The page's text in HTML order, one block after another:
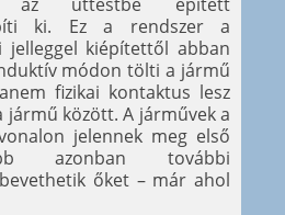
ki. Ez a rendszer a
jelleggel kiépítettől abban
módon tölti a jármű
fizikai kontaktus lesz
jármű között. A járművek a
jelennek meg első
azonban további
őket – már ahol